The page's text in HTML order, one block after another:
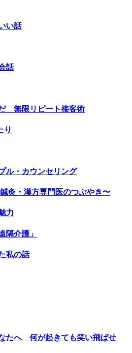
い話
話
無限リピート接客術
り
ル・カウンセリング
灸・漢方専門医のつぶやき〜
力
隔介護」
私の話
たへ 何が起きても笑い飛ばせ